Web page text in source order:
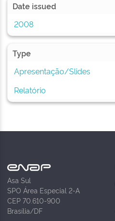
Date issued
2008
Type
Apresentação/Slides
Relatório
Asa Sul
SPO Área Especial 2-A
CEP 70.610-900
Brasília/DF